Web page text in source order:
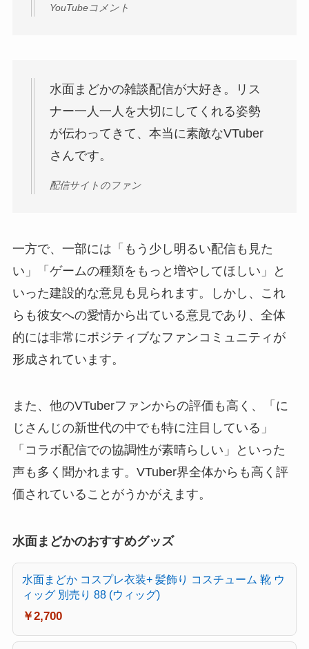
YouTubeコメント
水面まどかの雑談配信が大好き。リス
ナー一人一人を大切にしてくれる姿勢
が伝わってきて、本当に素敵なVTuber
さんです。
配信サイトのファン
一方で、一部には「もう少し明るい配信も見た
い」「ゲームの種類をもっと増やしてほしい」と
いった建設的な意見も見られます。しかし、これ
らも彼女への愛情から出ている意見であり、全体
的には非常にポジティブなファンコミュニティが
形成されています。
また、他のVTuberファンからの評価も高く、「に
じさんじの新世代の中でも特に注目している」
「コラボ配信での協調性が素晴らしい」といった
声も多く聞かれます。VTuber界全体からも高く評
価されていることがうかがえます。
水面まどかのおすすめグッズ
水面まどか コスプレ衣装+ 髪飾り コスチューム 靴 ウ
ィッグ 別売り 88 (ウィッグ)
￥2,700